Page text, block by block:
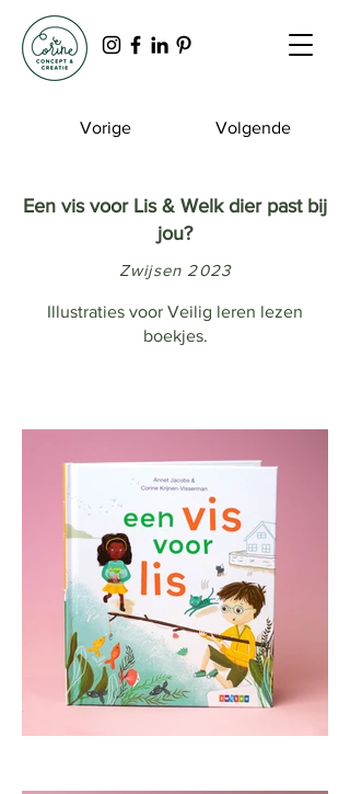
Vorige Volgende
Een vis voor Lis & Welk dier past bij
jou?
Zwijsen 2023
Illustraties voor Veilig leren lezen
boekjes.